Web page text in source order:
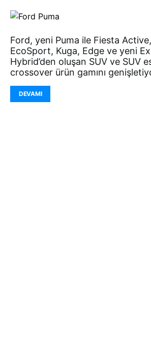
Ford, yeni Puma ile Fiesta
EcoSport, Kuga, Edge ve yeni
Hybrid’den oluşan SUV ve SUV
crossover ürün gamını
DEVAMI